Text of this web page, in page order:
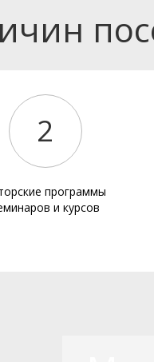
2
программы
и курсов